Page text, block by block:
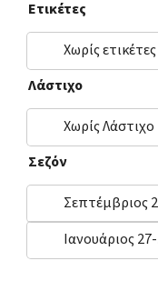
Ετικέτες
Χωρίς ετικέτες
Λάστιχο
Χωρίς Λάστιχο
Σεζόν
Σεπτέμβριος
Ιανουάριος